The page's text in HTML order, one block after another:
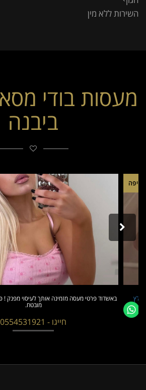
השירות ללא מין
מעסות בודי
ביבנה
חיפה
מובטח.
חייגו - 0554531921